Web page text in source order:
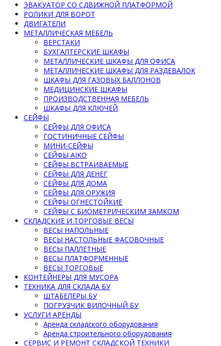
ЭВАКУАТОР СО СДВИЖНОЙ ПЛАТФОРМОЙ
РОЛИКИ ДЛЯ ВОРОТ
ДВИГАТЕЛИ
МЕТАЛЛИЧЕСКАЯ МЕБЕЛЬ
ВЕРСТАКИ
БУХГАЛТЕРСКИЕ ШКАФЫ
МЕТАЛЛИЧЕСКИЕ ШКАФЫ ДЛЯ ОФИСА
МЕТАЛЛИЧЕСКИЕ ШКАФЫ ДЛЯ РАЗДЕВАЛОК
ШКАФЫ ДЛЯ ГАЗОВЫХ БАЛЛОНОВ
МЕДИЦИНСКИЕ ШКАФЫ
ПРОИЗВОДСТВЕННАЯ МЕБЕЛЬ
ШКАФЫ ДЛЯ КЛЮЧЕЙ
СЕЙФЫ
СЕЙФЫ ДЛЯ ОФИСА
ГОСТИНИЧНЫЕ СЕЙФЫ
МИНИ-СЕЙФЫ
СЕЙФЫ AIKO
СЕЙФЫ ВСТРАИВАЕМЫЕ
СЕЙФЫ ДЛЯ ДЕНЕГ
СЕЙФЫ ДЛЯ ДОМА
СЕЙФЫ ДЛЯ ОРУЖИЯ
СЕЙФЫ ОГНЕСТОЙКИЕ
СЕЙФЫ С БИОМЕТРИЧЕСКИМ ЗАМКОМ
СКЛАДСКИЕ И ТОРГОВЫЕ ВЕСЫ
ВЕСЫ НАПОЛЬНЫЕ
ВЕСЫ НАСТОЛЬНЫЕ ФАСОВОЧНЫЕ
ВЕСЫ ПАЛЛЕТНЫЕ
ВЕСЫ ПЛАТФОРМЕННЫЕ
ВЕСЫ ТОРГОВЫЕ
КОНТЕЙНЕРЫ ДЛЯ МУСОРА
ТЕХНИКА ДЛЯ СКЛАДА БУ
ШТАБЕЛЕРЫ БУ
ПОГРУЗЧИК ВИЛОЧНЫЙ БУ
УСЛУГИ АРЕНДЫ
Аренда складского оборудования
Аренда строительного оборудования
СЕРВИС И РЕМОНТ СКЛАДСКОЙ ТЕХНИКИ